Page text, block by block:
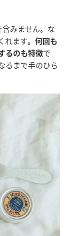
みません。な
れます。何回も
るのも特徴で
るまで手のひら